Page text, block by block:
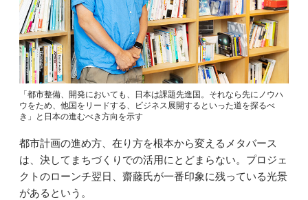
「都市整備、開発においても、日本は課題先進国。それなら先にノウハ
ウをため、他国をリードする、ビジネス展開するといった道を探るべ
き」と日本の進むべき方向を示す
都市計画の進め方、在り方を根本から変えるメタバース
は、決してまちづくりでの活用にとどまらない。プロジェ
クトのローンチ翌日、齋藤氏が一番印象に残っている光景
があるという。